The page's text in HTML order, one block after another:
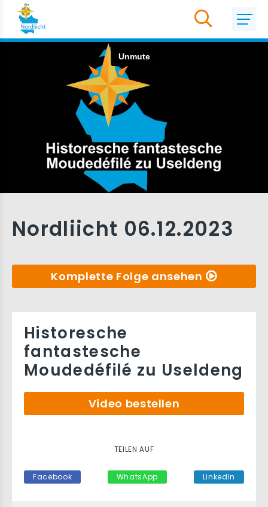
Nordliicht 06.12.2023
Komplette Folge ansehen
Historesche
fantastesche
Moudedéfilé zu Useldeng
Video bestellen
TEILEN AUF
Facebook WhatsApp LinkedIn